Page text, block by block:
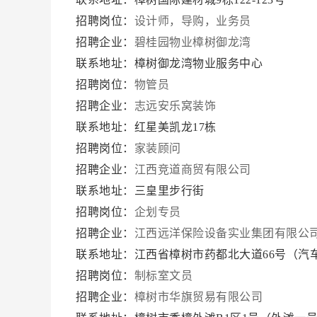
招聘岗位： 设计师，导购，业务员
招聘企业： 碧桂园物业樟树御龙湾
联系地址：樟树御龙湾物业服务中心
招聘岗位： 物管员
招聘企业： 志远安乐窝装饰
联系地址：红星美凯龙17栋
招聘岗位： 家装顾问
招聘企业： 江西竞道商贸有限公司
联系地址：三皇里步行街
招聘岗位： 企划专员
招聘企业： 江西远洋保险设备实业集团有限公
联系地址：江西省樟树市药都北大道66号（汽
招聘岗位： 制标室文员
招聘企业： 樟树市华旗贸易有限公司